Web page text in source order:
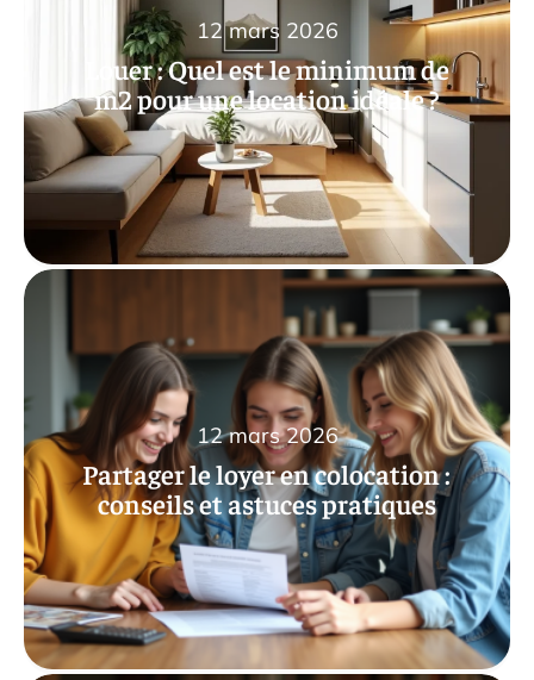
Louer : Quel est le minimum de
m2 pour une location idéale ?
12 mars 2026
Partager le loyer en colocation :
conseils et astuces pratiques
12 mars 2026